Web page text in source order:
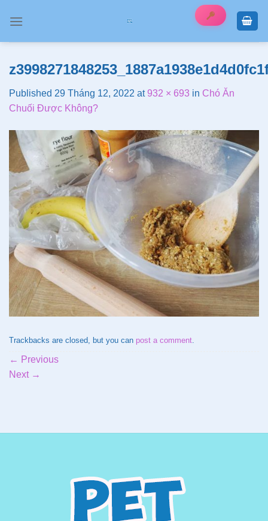
Published 29 Tháng 12, 2022 at932 × 693 in Chó Ăn
Chuối Được Không?
Trackbacks are closed, but you can post a comment.
← Previous
Next →